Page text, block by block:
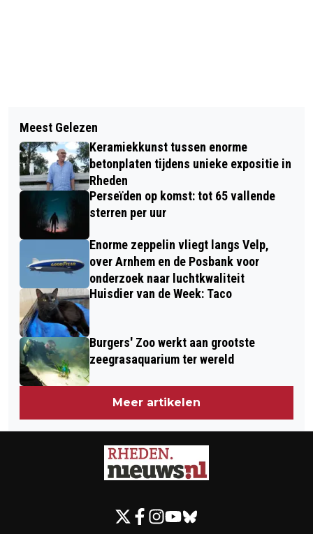
GROENHORST VELP BIJ SUCCESVOLLE
'KOM IN DE KAS'
BENEFIET VOOR NIEUWE
MUZIEKKOEPEL IN ELLECOM.
Meest Gelezen
Keramiekkunst tussen enorme
betonplaten tijdens unieke expositie in
Rheden
Perseïden op komst: tot 65 vallende
sterren per uur
Enorme zeppelin vliegt langs Velp,
over Arnhem en de Posbank voor
onderzoek naar luchtkwaliteit
Huisdier van de Week: Taco
Burgers' Zoo werkt aan grootste
zeegrasaquarium ter wereld
Meer artikelen